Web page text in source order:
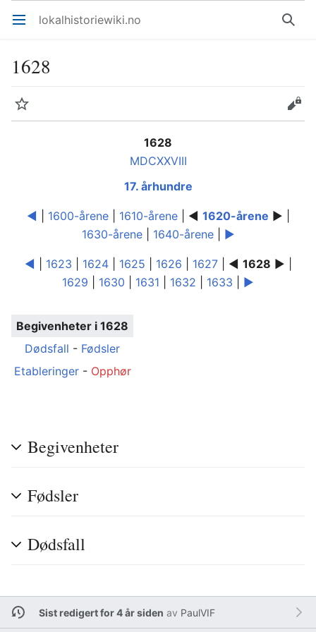
Åpne hovedmenyen lokalhistoriewiki.no Søk
1628
Overvåk Rediger
1628
MDCXXVIII
17. århundre
◄ 1600-årene| 1610-årene| ◄ 1620-årene ► |
1630-årene| 1640-årene| ►
◄ 1623 1624| 1625 1626 1627| ◄ 1628 ► |
1629
1630 1631 1632 1633 ►
Begivenheter i 1628
Dødsfall - Fødsler
Etableringer- Opphør
Begivenheter
Fødsler
Dødsfall
Sist redigert for 4 år siden av PaulVIF